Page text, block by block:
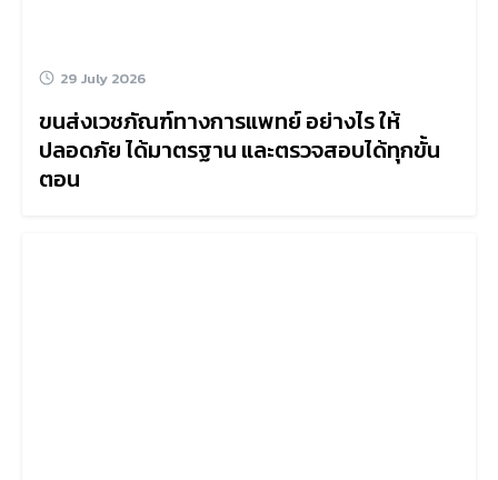
29 July 2026
ขนส่งเวชภัณฑ์ทางการแพทย์ อย่างไร ให้
ปลอดภัย ได้มาตรฐาน และตรวจสอบได้ทุกขั้น
ตอน